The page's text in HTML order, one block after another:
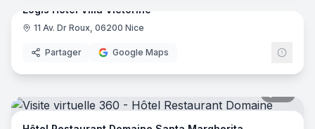
Logis Hôtel Villa Victorine
11 Av. Dr Roux, 06200 Nice
Partager Google Maps